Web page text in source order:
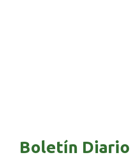
Boletín Diario